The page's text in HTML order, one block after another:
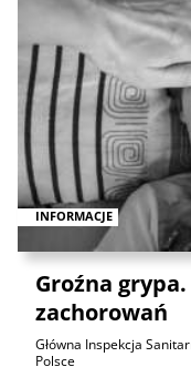
INFORMACJE
Groźna
zachorowań
Główna Inspekcja
Polsce